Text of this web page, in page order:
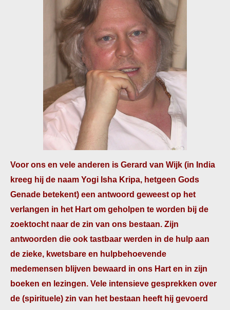
Voor ons en vele anderen is Gerard van Wijk (in India
kreeg hij de naam Yogi Isha Kripa, hetgeen Gods
Genade betekent) een antwoord geweest op het
verlangen in het Hart om geholpen te worden bij de
zoektocht naar de zin van ons bestaan. Zijn
antwoorden die ook tastbaar werden in de hulp aan
de zieke, kwetsbare en hulpbehoevende
medemensen blijven bewaard in ons Hart en in zijn
boeken en lezingen. Vele intensieve gesprekken over
de (spirituele) zin van het bestaan heeft hij gevoerd